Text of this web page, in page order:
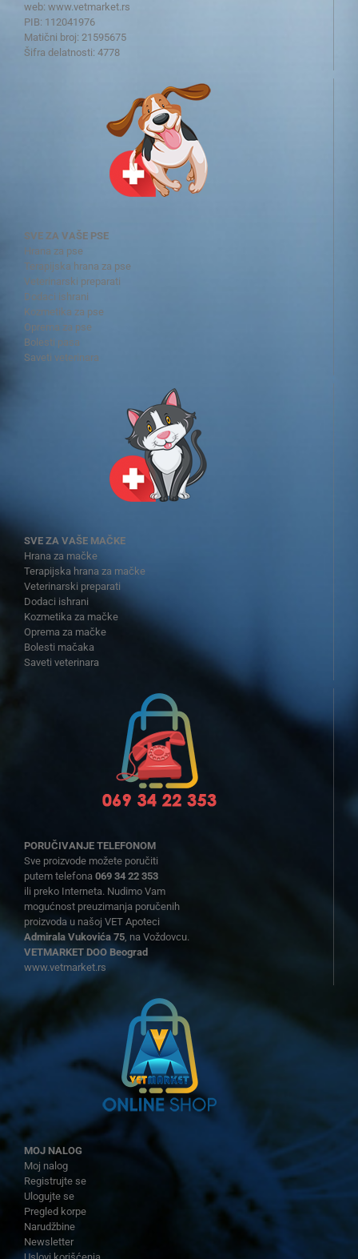
web: www.vetmarket.rs
PIB: 112041976
Matični broj: 21595675
Šifra delatnosti: 4778
SVE ZA VAŠE PSE
Hrana za pse
Terapijska hrana za pse
Veterinarski preparati
Dodaci ishrani
Kozmetika za pse
Oprema za pse
Bolesti pasa
Saveti veterinara
SVE ZA VAŠE MAČKE
Hrana za mačke
Terapijska hrana za mačke
Veterinarski preparati
Dodaci ishrani
Kozmetika za mačke
Oprema za mačke
Bolesti mačaka
Saveti veterinara
PORUČIVANJE TELEFONOM
Sve proizvode možete poručiti
putem telefona 069 34 22 353
ili preko Interneta. Nudimo Vam
mogućnost preuzimanja poručenih
proizvoda u našoj VET Apoteci
Admirala Vukovića 75, na Voždovcu.
VETMARKET DOO Beograd
www.vetmarket.rs
MOJ NALOG
Moj nalog
Registrujte se
Ulogujte se
Pregled korpe
Narudžbine
Newsletter